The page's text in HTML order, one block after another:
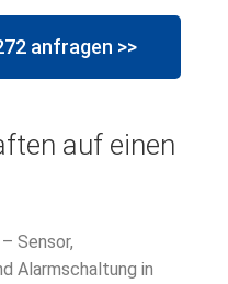
anfragen >>
auf einen
Sensor,
Alarmschaltung in